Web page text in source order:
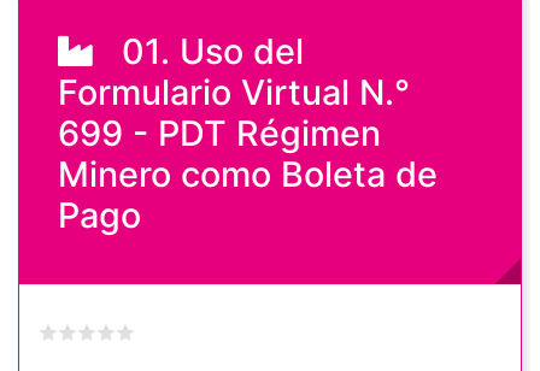
01. Uso del
Formulario Virtual N.°
699 - PDT Régimen
Minero como Boleta de
Pago